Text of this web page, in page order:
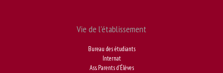
Vie de l'établissement
Bureau des étudiants
Internat
Ass. Parents d'Élèves